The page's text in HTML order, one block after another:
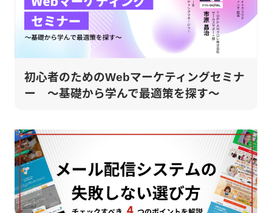
初心者のためのWebマーケティングセミナ
ー ～基礎から学んで最適策を探す～